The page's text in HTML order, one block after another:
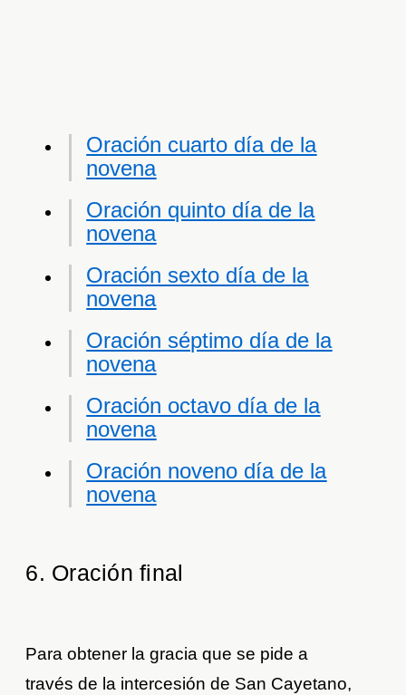
Oración cuarto día de la
novena
Oración quinto día de la
novena
Oración sexto día de la
novena
Oración séptimo día de la
novena
Oración octavo día de la
novena
Oración noveno día de la
novena
6. Oración final
Para obtener la gracia que se pide a
través de la intercesión de San Cayetano,